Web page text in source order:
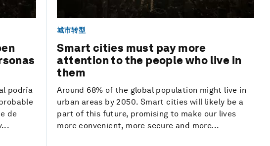
podría
de
城市转型
Smart cities must pay more
attention to the people who live in
them
Around 68% of the global population might live in
urban areas by 2050. Smart cities will likely be a
part of this future, promising to make our lives
more convenient, more secure and more...